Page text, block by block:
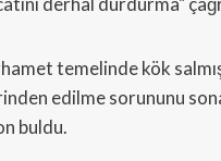
temelinde kök
edilme sorununu
buldu.